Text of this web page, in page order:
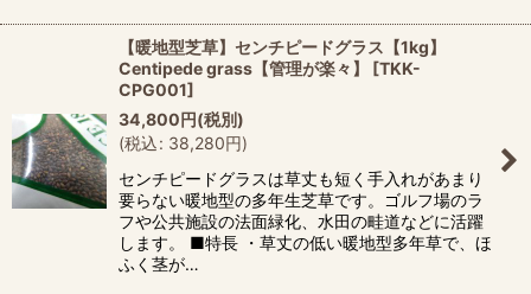
【暖地型芝草】センチピードグラス【1kg】
Centipede grass【管理が楽々】
[TKK-
CPG001]
34,800円(税別)
(税込: 38,280円)
センチピードグラスは草丈も短く手入れがあまり
要らない暖地型の多年生芝草です。ゴルフ場のラ
フや公共施設の法面緑化、水田の畦道などに活躍
します。 ■特長 ・草丈の低い暖地型多年草で、ほ
ふく茎が…